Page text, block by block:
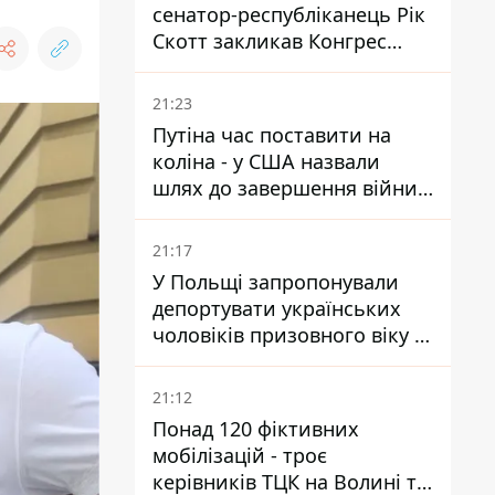
сенатор-республіканець Рік
Скотт закликав Конгрес
притягнути РФ до
відповідальності за війну в
Україні
21:23
Путіна час поставити на
коліна - у США назвали
шлях до завершення війни -
National Security Journal
21:17
У Польщі запропонували
депортувати українських
чоловіків призовного віку -
кого це може торкнутися
21:12
Понад 120 фіктивних
мобілізацій - троє
керівників ТЦК на Волині та